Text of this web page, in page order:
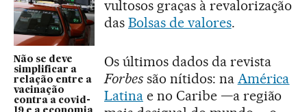
Não se deve
simplificar a
relação entre a
vacinação
contra a covid-
vultosos graças à revalorização
das Bolsas de valores.
Os últimos dados da revista
Forbessão nítidos: na América
Latinae no Caribe —a região